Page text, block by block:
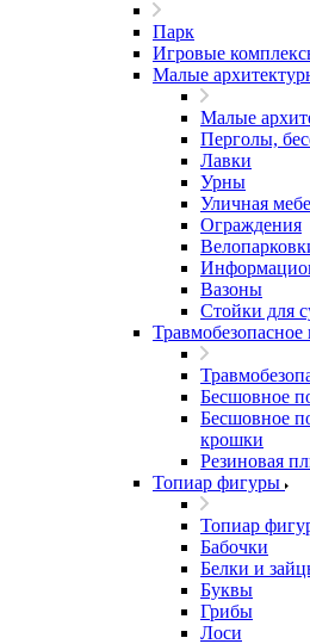
Парк
Игровые
Малые
Малые
Перголы,
Лавки
Урны
Уличная
Ограждения
Вазоны
Стойки для
Бесшовное
Бесшовное
крошки
Резиновая
Топиар фигуры
Топиар
Бабочки
Белки и
Буквы
Грибы
Лоси